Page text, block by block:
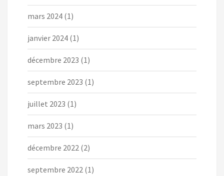
mars 2024 (1)
janvier 2024 (1)
décembre 2023 (1)
septembre 2023 (1)
juillet 2023 (1)
mars 2023 (1)
décembre 2022 (2)
septembre 2022 (1)